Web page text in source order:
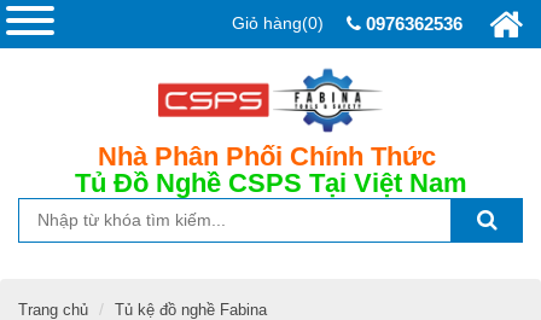
0976362536
Nhà Phân Phối Chính Thức
Tủ Đồ Nghề CSPS Tại Việt Nam
Giỏ hàng(0)
Trang chủ Tủ kệ đồ nghề Fabina